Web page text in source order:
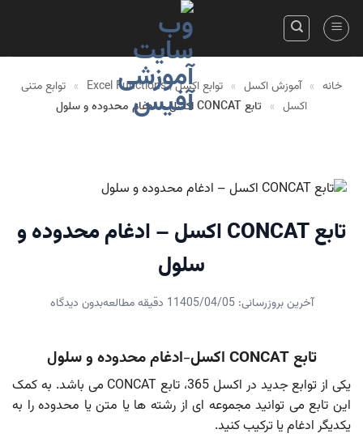
Skip
خانه » آموزش اکسل » توابع اکسل | Excel Functions » توابع متنی
اکسل » تابع CONCAT اکسل – ادغام محدوده و سلول
تابع CONCAT اکسل – ادغام محدوده و
سلول
آخرین بروزرسانی: 1405/04/05 1 دقیقه مطالعه بدون دیدگاه
تابع CONCAT اکسل-ادغام محدوده و سلول
یکی از توابع جدید در اکسل 365، تابع CONCAT می باشد. به کمک
این تابع می توانید مجموعه ای از رشته ها یا متن یا محدوده را به
یکدیگر ادغام یا ترکیب کنید.